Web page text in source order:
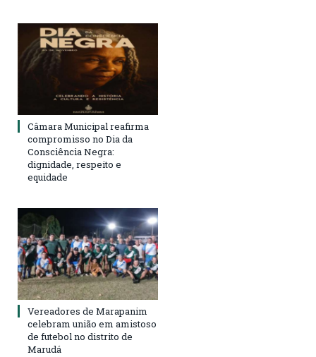
Câmara Municipal reafirma
compromisso no Dia da
Consciência Negra:
dignidade, respeito e
equidade
Vereadores de Marapanim
celebram união em amistoso
de futebol no distrito de
Marudá